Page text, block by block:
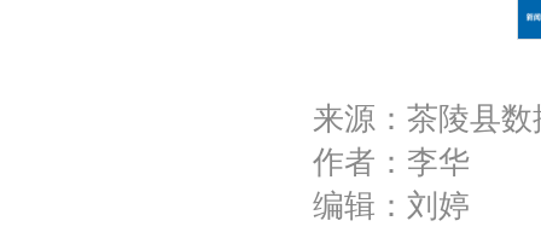
来源：茶陵县数
作者：李华
编辑：刘婷